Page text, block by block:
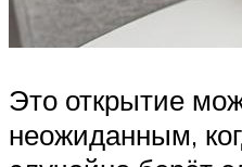
Это открытие
неожиданным,